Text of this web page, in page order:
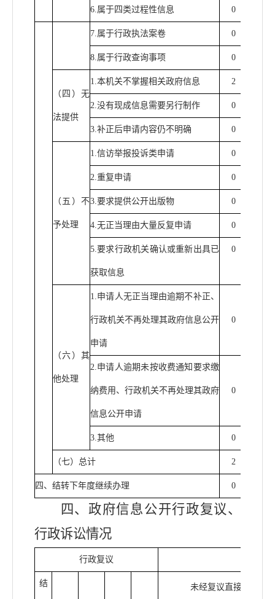
6.属于四类过程性信息 0
7.属于行政执法案卷 0
8.属于行政查询事项 0
（四）无
法提供
1.本机关不掌握相关政府信息 2
2.没有现成信息需要另行制作 0
3.补正后申请内容仍不明确 0
（五）不
予处理
1.信访举报投诉类申请 0
2.重复申请 0
3.要求提供公开出版物 0
4.无正当理由大量反复申请 0
5.要求行政机关确认或重新出具已
获取信息
0
（六）其
他处理
1.申请人无正当理由逾期不补正、
行政机关不再处理其政府信息公开
申请
0
2.申请人逾期未按收费通知要求缴
纳费用、行政机关不再处理其政府
信息公开申请
0
3.其他 0
（七）总计 2
四、结转下年度继续办理 0
四、政府信息公开行政复议、
行政诉讼情况
行政复议
结 未经复议直接起诉